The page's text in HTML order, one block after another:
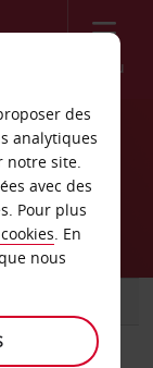
Menu
des
analytiques
notre site.
avec des
Pour plus
. En
nous